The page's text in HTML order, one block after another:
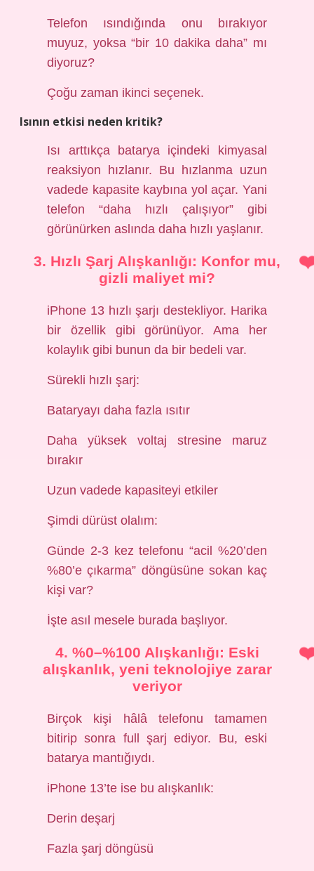
Telefon ısındığında onu bırakıyor
muyuz, yoksa “bir 10 dakika daha” mı
diyoruz?
Çoğu zaman ikinci seçenek.
Isının etkisi neden kritik?
Isı arttıkça batarya içindeki kimyasal
reaksiyon hızlanır. Bu hızlanma uzun
vadede kapasite kaybına yol açar. Yani
telefon “daha hızlı çalışıyor” gibi
görünürken aslında daha hızlı yaşlanır.
3. Hızlı Şarj Alışkanlığı: Konfor mu,
gizli maliyet mi?
iPhone 13 hızlı şarjı destekliyor. Harika
bir özellik gibi görünüyor. Ama her
kolaylık gibi bunun da bir bedeli var.
Sürekli hızlı şarj:
Bataryayı daha fazla ısıtır
Daha yüksek voltaj stresine maruz
bırakır
Uzun vadede kapasiteyi etkiler
Şimdi dürüst olalım:
Günde 2-3 kez telefonu “acil %20’den
%80’e çıkarma” döngüsüne sokan kaç
kişi var?
İşte asıl mesele burada başlıyor.
4. %0–%100 Alışkanlığı: Eski
alışkanlık, yeni teknolojiye zarar
veriyor
Birçok kişi hâlâ telefonu tamamen
bitirip sonra full şarj ediyor. Bu, eski
batarya mantığıydı.
iPhone 13’te ise bu alışkanlık:
Derin deşarj
Fazla şarj döngüsü